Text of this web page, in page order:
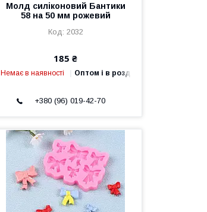
Молд силіконовий Бантики
58 на 50 мм рожевий
2032
185 ₴
Немає в наявності Оптом і в роздріб
+380 (96) 019-42-70